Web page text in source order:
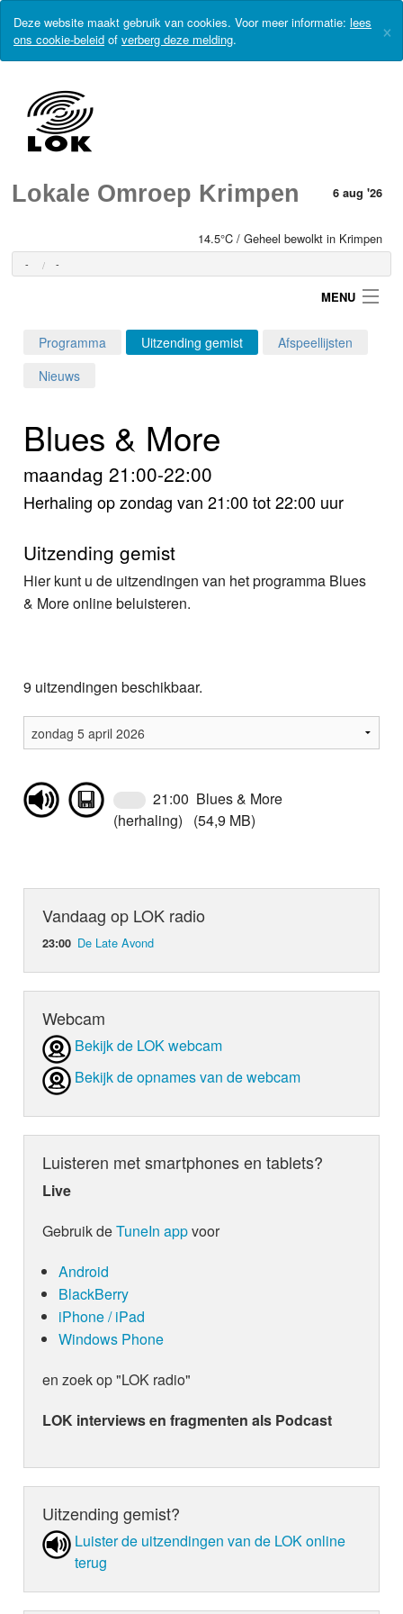
Deze website maakt gebruik van cookies. Voor meer informatie: lees
ons cookie-beleid of verberg deze melding. ×
Lokale Omroep Krimpen 6 aug '26
14.5°C / Geheel bewolkt in Krimpen
- -
MENU
Programma's
Nieuws
Video
Programma Uitzending gemist
Afspeellijsten
Nieuws
Blues & More
maandag 21:00-22:00
Herhaling op zondag van 21:00 tot 22:00 uur
Uitzending gemist
Hier kunt u de uitzendingen van het programma Blues
& More online beluisteren.
9 uitzendingen beschikbaar.
21:00 Blues & More
(herhaling) (54,9 MB)
Vandaag op LOK radio
23:00 De Late Avond
Webcam
Bekijk de LOK webcam
Bekijk de opnames van de webcam
Luisteren met smartphones en tablets?
Live
Gebruik deTuneIn appvoor
Android
BlackBerry
iPhone / iPad
Windows Phone
en zoek op "LOK radio"
LOK interviews en fragmenten als Podcast
Uitzending gemist?
Luister de uit­zen­din­gen van de LOK online
terug